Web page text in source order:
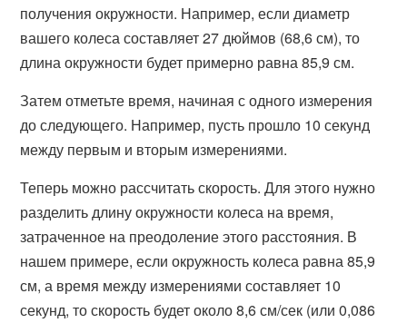
получения окружности. Например, если диаметр
вашего колеса составляет 27 дюймов (68,6 см), то
длина окружности будет примерно равна 85,9 см.
Затем отметьте время, начиная с одного измерения
до следующего. Например, пусть прошло 10 секунд
между первым и вторым измерениями.
Теперь можно рассчитать скорость. Для этого нужно
разделить длину окружности колеса на время,
затраченное на преодоление этого расстояния. В
нашем примере, если окружность колеса равна 85,9
см, а время между измерениями составляет 10
секунд, то скорость будет около 8,6 см/сек (или 0,086